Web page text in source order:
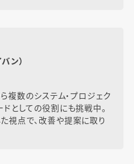
ン）
複数のシステム・プロジェク
としての役割にも挑戦中。
視点で、改善や提案に取り